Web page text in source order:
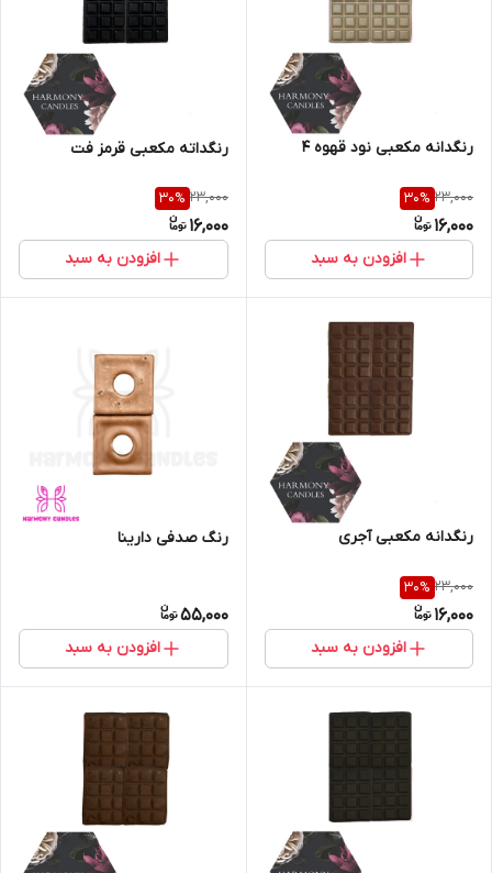
رنگدانه مکعبی نود قهوه ۴
23,000
30%
16,000
افزودن به سبد
رنگداته مکعبی قرمز فت
23,000
30%
16,000
افزودن به سبد
رنگدانه مکعبی آجری
23,000
30%
16,000
افزودن به سبد
رنگ صدفی دارینا
55,000
افزودن به سبد